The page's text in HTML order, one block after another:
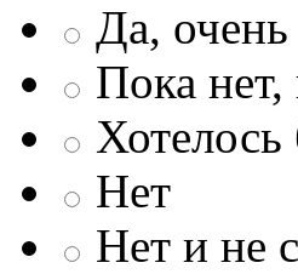
Да,
Пока
Нет
Нет и не